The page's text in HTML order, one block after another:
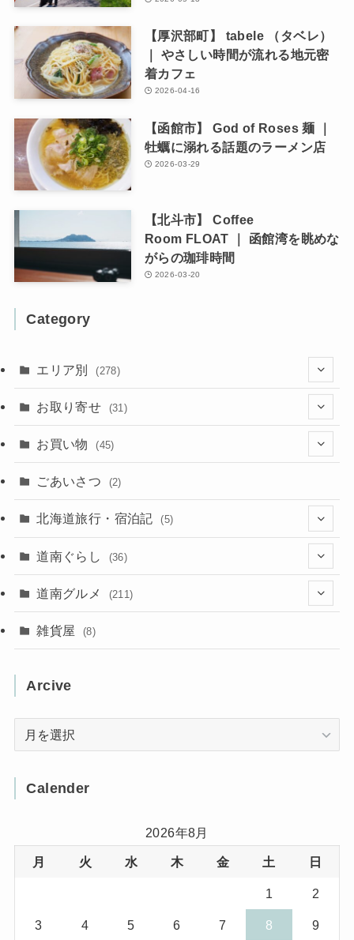
【厚沢部町】 tabele （タベレ）
｜ やさしい時間が流れる地元密
着カフェ
2026-04-16
【函館市】 God of Roses 麺 ｜
牡蠣に溺れる話題のラーメン店
2026-03-29
【北斗市】 Coffee
Room FLOAT ｜ 函館湾を眺めな
がらの珈琲時間
2026-03-20
Category
エリア別 (278)
(102)
(2)
(16)
(31)
(137)
(78)
(16)
お取り寄せ (31)
(4)
(15)
(2)
(1)
お買い物 (45)
(10)
(2)
(2)
(11)
ごあいさつ (2)
北海道旅行・宿泊記 (5)
(5)
道南ぐらし (36)
(13)
(10)
道南グルメ (211)
(3)
(10)
雑貨屋 (8)
Arcive
Arcive
Calender
2026年8月
月 火 水 木 金 土 日
1 2
3 4 5 6 7 8 9